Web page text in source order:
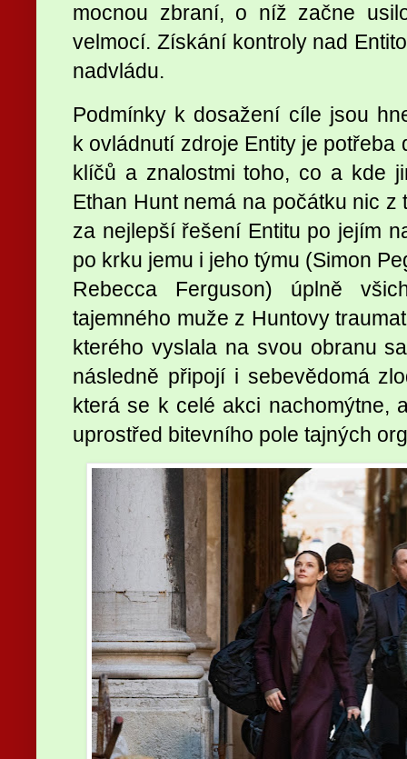
mocnou zbraní, o níž začne
velmocí. Získání kontroly nad
nadvládu.
Podmínky k dosažení cíle jsou
k ovládnutí zdroje Entity je
klíčů a znalostmi toho, co a kde
Ethan Hunt nemá na počátku nic
za nejlepší řešení Entitu po jejím
po krku jemu i jeho týmu (Simon
Rebecca Ferguson) úplně
tajemného muže z Huntovy
kterého vyslala na svou obranu
následně připojí i sebevědomá
která se k celé akci nachomýtne,
uprostřed bitevního pole tajných